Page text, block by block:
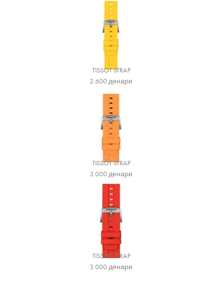
TISSOT STRAP
2.600денари
TISSOT STRAP
3.000денари
TISSOT STRAP
3.000денари